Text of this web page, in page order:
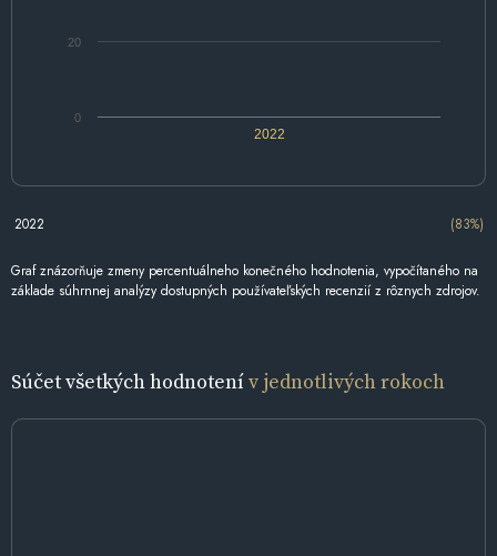
2022
0
20
2022 (83%)
Graf znázorňuje zmeny percentuálneho konečného hodnotenia, vypočítaného na
základe súhrnnej analýzy dostupných používateľských recenzií z rôznych zdrojov.
Súčet všetkých hodnotenív jednotlivých rokoch